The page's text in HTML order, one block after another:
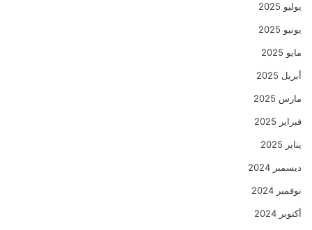
يوليو 2025
يونيو 2025
مايو 2025
أبريل 2025
مارس 2025
فبراير 2025
يناير 2025
ديسمبر 2024
نوفمبر 2024
أكتوبر 2024